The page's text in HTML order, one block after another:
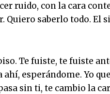
ruido, con la cara
Quiero saberlo todo. El
Te fuiste, te fuiste
ahí, esperándome. Yo
sin ti, te cambio la